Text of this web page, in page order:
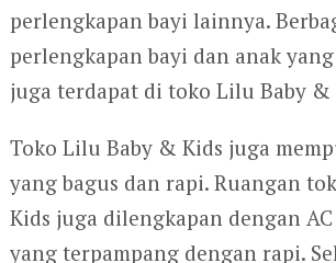
perlengkapan bayi lainnya.
perlengkapan bayi dan anak
juga terdapat di toko Lilu Baby &
Toko Lilu Baby & Kids juga
yang bagus dan rapi. Ruangan
Kids juga dilengkapan dengan
yang terpampang dengan rapi.